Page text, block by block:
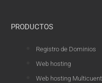
PRODUCTOS
Registro de Dominios
Web hosting
Web hosting